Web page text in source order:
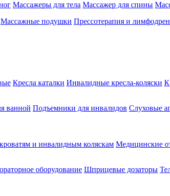
Массажеры для тела Массажер для спины
Массажные подушки Прессотерапия и
Кресла каталки Инвалидные кресла-коляски
ванной Подъемники для инвалидов Слуховые
и инвалидным коляскам Медицинские
оборудование Шприцевые дозаторы